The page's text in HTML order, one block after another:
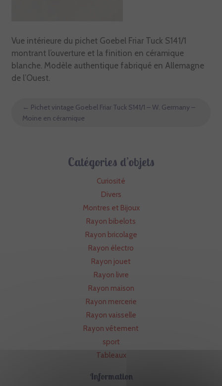
Vue intérieure du pichet Goebel Friar Tuck S141/1
montrant l’ouverture et la finition en céramique
blanche. Modèle authentique fabriqué en Allemagne
de l’Ouest.
← Pichet vintage Goebel Friar Tuck S141/1 – W. Germany –
Moine en céramique
Catégories d’objets
Curiosité
Divers
Montres et Bijoux
Rayon bibelots
Rayon bricolage
Rayon électro
Rayon jouet
Rayon livre
Rayon maison
Rayon mercerie
Rayon vaisselle
Rayon vêtement
sport
Tableaux
Information